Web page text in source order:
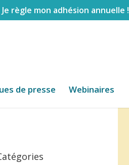
Je règle mon adhésion annuelle !
de presse Webinaires